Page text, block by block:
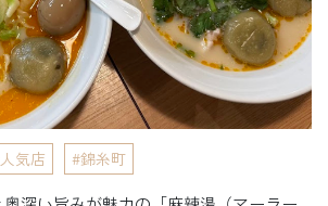
人気店 錦糸町